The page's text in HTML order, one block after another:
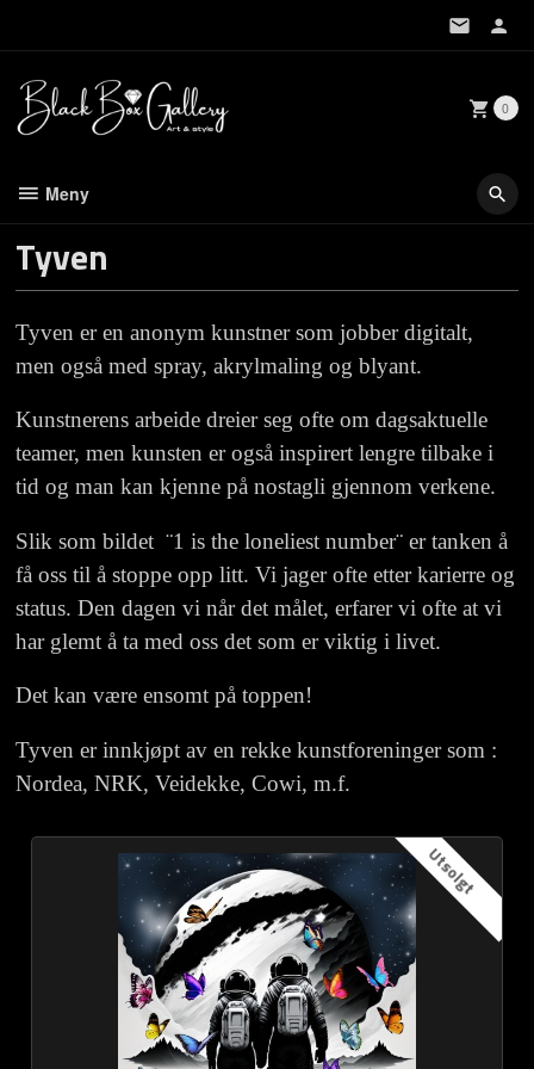
0
Meny
Tyven
Tyven er en anonym kunstner som jobber digitalt,
men også med spray, akrylmaling og blyant.
Kunstnerens arbeide dreier seg ofte om dagsaktuelle
teamer, men kunsten er også inspirert lengre tilbake i
tid og man kan kjenne på nostagli gjennom verkene.
Slik som bildet ¨1 is the loneliest number¨ er tanken å
få oss til å stoppe opp litt. Vi jager ofte etter karierre og
status. Den dagen vi når det målet, erfarer vi ofte at vi
har glemt å ta med oss det som er viktig i livet.
Det kan være ensomt på toppen!
Tyven er innkjøpt av en rekke kunstforeninger som :
Nordea, NRK, Veidekke, Cowi, m.f.
Utsolgt